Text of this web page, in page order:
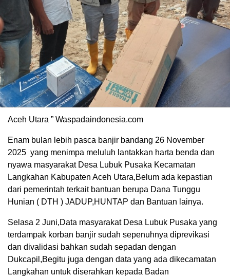
Aceh Utara ” Waspadaindonesia.com
Enam bulan lebih pasca banjir bandang 26 November
2025 yang menimpa meluluh lantakkan harta benda dan
nyawa masyarakat Desa Lubuk Pusaka Kecamatan
Langkahan Kabupaten Aceh Utara,Belum ada kepastian
dari pemerintah terkait bantuan berupa Dana Tunggu
Hunian ( DTH ) JADUP,HUNTAP dan Bantuan lainya.
Selasa 2 Juni,Data masyarakat Desa Lubuk Pusaka yang
terdampak korban banjir sudah sepenuhnya diprevikasi
dan divalidasi bahkan sudah sepadan dengan
Dukcapil,Begitu juga dengan data yang ada dikecamatan
Langkahan untuk diserahkan kepada Badan